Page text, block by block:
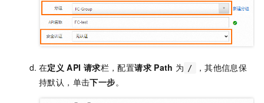
在定义 API 请求栏，配置请求 Path 为 /
，其他信息保
持默认，单击下一步。